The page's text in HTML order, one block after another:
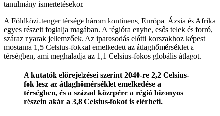
tanulmány ismertetésekor.
A Földközi-tenger térsége három kontinens, Európa, Ázsia és Afrika
egyes részeit foglalja magában. A régióra enyhe, esős telek és forró,
száraz nyarak jellemzőek. Az iparosodás előtti korszakhoz képest
mostanra 1,5 Celsius-fokkal emelkedett az átlaghőmérséklet a
térségben, ami meghaladja az 1,1 Celsius-fokos globális átlagot.
A kutatók előrejelzései szerint 2040-re 2,2 Celsius-
fok lesz az átlaghőmérséklet emelkedése a
térségben, és a század közepére a régió bizonyos
részein akár a 3,8 Celsius-fokot is elérheti.